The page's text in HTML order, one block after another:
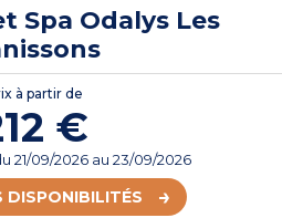
Spa Odalys Les
à partir de
€
21/09/2026au 23/09/2026
DISPONIBILITÉS